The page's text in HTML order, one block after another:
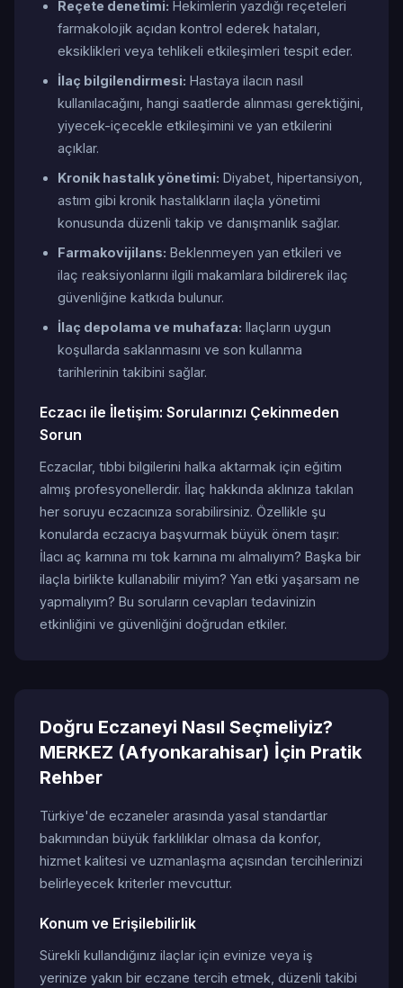
Reçete denetimi: Hekimlerin yazdığı reçeteleri
farmakolojik açıdan kontrol ederek hataları,
eksiklikleri veya tehlikeli etkileşimleri tespit eder.
İlaç bilgilendirmesi: Hastaya ilacın nasıl
kullanılacağını, hangi saatlerde alınması gerektiğini,
yiyecek-içecekle etkileşimini ve yan etkilerini
açıklar.
Kronik hastalık yönetimi: Diyabet, hipertansiyon,
astım gibi kronik hastalıkların ilaçla yönetimi
konusunda düzenli takip ve danışmanlık sağlar.
Farmakovijilans: Beklenmeyen yan etkileri ve
ilaç reaksiyonlarını ilgili makamlara bildirerek ilaç
güvenliğine katkıda bulunur.
İlaç depolama ve muhafaza: Ilaçların uygun
koşullarda saklanmasını ve son kullanma
tarihlerinin takibini sağlar.
Eczacı ile İletişim: Sorularınızı Çekinmeden
Sorun
Eczacılar, tıbbi bilgilerini halka aktarmak için eğitim
almış profesyonellerdir. İlaç hakkında aklınıza takılan
her soruyu eczacınıza sorabilirsiniz. Özellikle şu
konularda eczacıya başvurmak büyük önem taşır:
İlacı aç karnına mı tok karnına mı almalıyım? Başka bir
ilaçla birlikte kullanabilir miyim? Yan etki yaşarsam ne
yapmalıyım? Bu soruların cevapları tedavinizin
etkinliğini ve güvenliğini doğrudan etkiler.
Doğru Eczaneyi Nasıl Seçmeliyiz?
MERKEZ (Afyonkarahisar) İçin Pratik
Rehber
Türkiye'de eczaneler arasında yasal standartlar
bakımından büyük farklılıklar olmasa da konfor,
hizmet kalitesi ve uzmanlaşma açısından tercihlerinizi
belirleyecek kriterler mevcuttur.
Konum ve Erişilebilirlik
Sürekli kullandığınız ilaçlar için evinize veya iş
yerinize yakın bir eczane tercih etmek, düzenli takibi